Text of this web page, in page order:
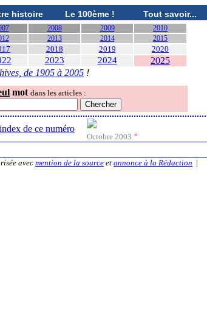
histoire Le 100ème ! Tout savoir...
2008 2009
2010
2013 2014 2015
2018 2019 2020
2023 2024
2025
de 1905 à 2005 !
mot dans les articles :
Octobre 2003 °
avec mention de la source et annonce à la Rédaction |